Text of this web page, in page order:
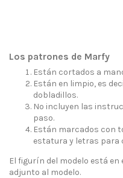
Los patrones de Marfy
Están cortados a
Están en limpio, es
dobladillos.
No incluyen las
paso.
Están marcados con
estatura y letras para
El figurín del modelo está en
adjunto al modelo.